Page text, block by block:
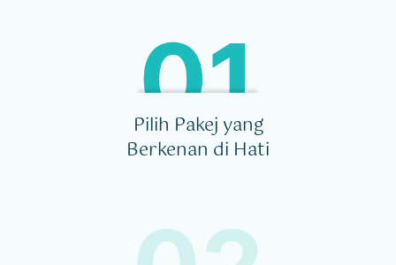
Pilih Pakej yang
Berkenan di Hati